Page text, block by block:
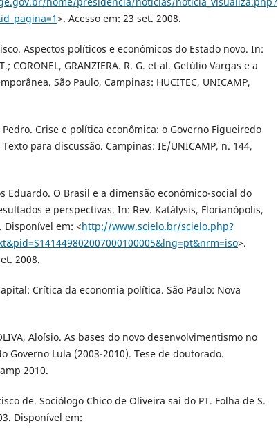
>. Acesso em: 23 set. 2008.
Aspectos políticos e econômicos do Estado novo. In:
CORONEL, GRANZIERA. R. G. et al. Getúlio Vargas e a
São Paulo, Campinas: HUCITEC, UNICAMP,
Pedro. Crise e política econômica: o Governo Figueiredo
para discussão. Campinas: IE/UNICAMP, n. 144,
Eduardo. O Brasil e a dimensão econômico-social do
e perspectivas. In: Rev. Katálysis, Florianópolis,
Disponível em: <http://www.scielo.br/scielo.php?
>.
2008.
Crítica da economia política. São Paulo: Nova
Aloísio. As bases do novo desenvolvimentismo no
Governo Lula (2003-2010). Tese de doutorado.
2010.
de. Sociólogo Chico de Oliveira sai do PT. Folha de S.
Disponível em: